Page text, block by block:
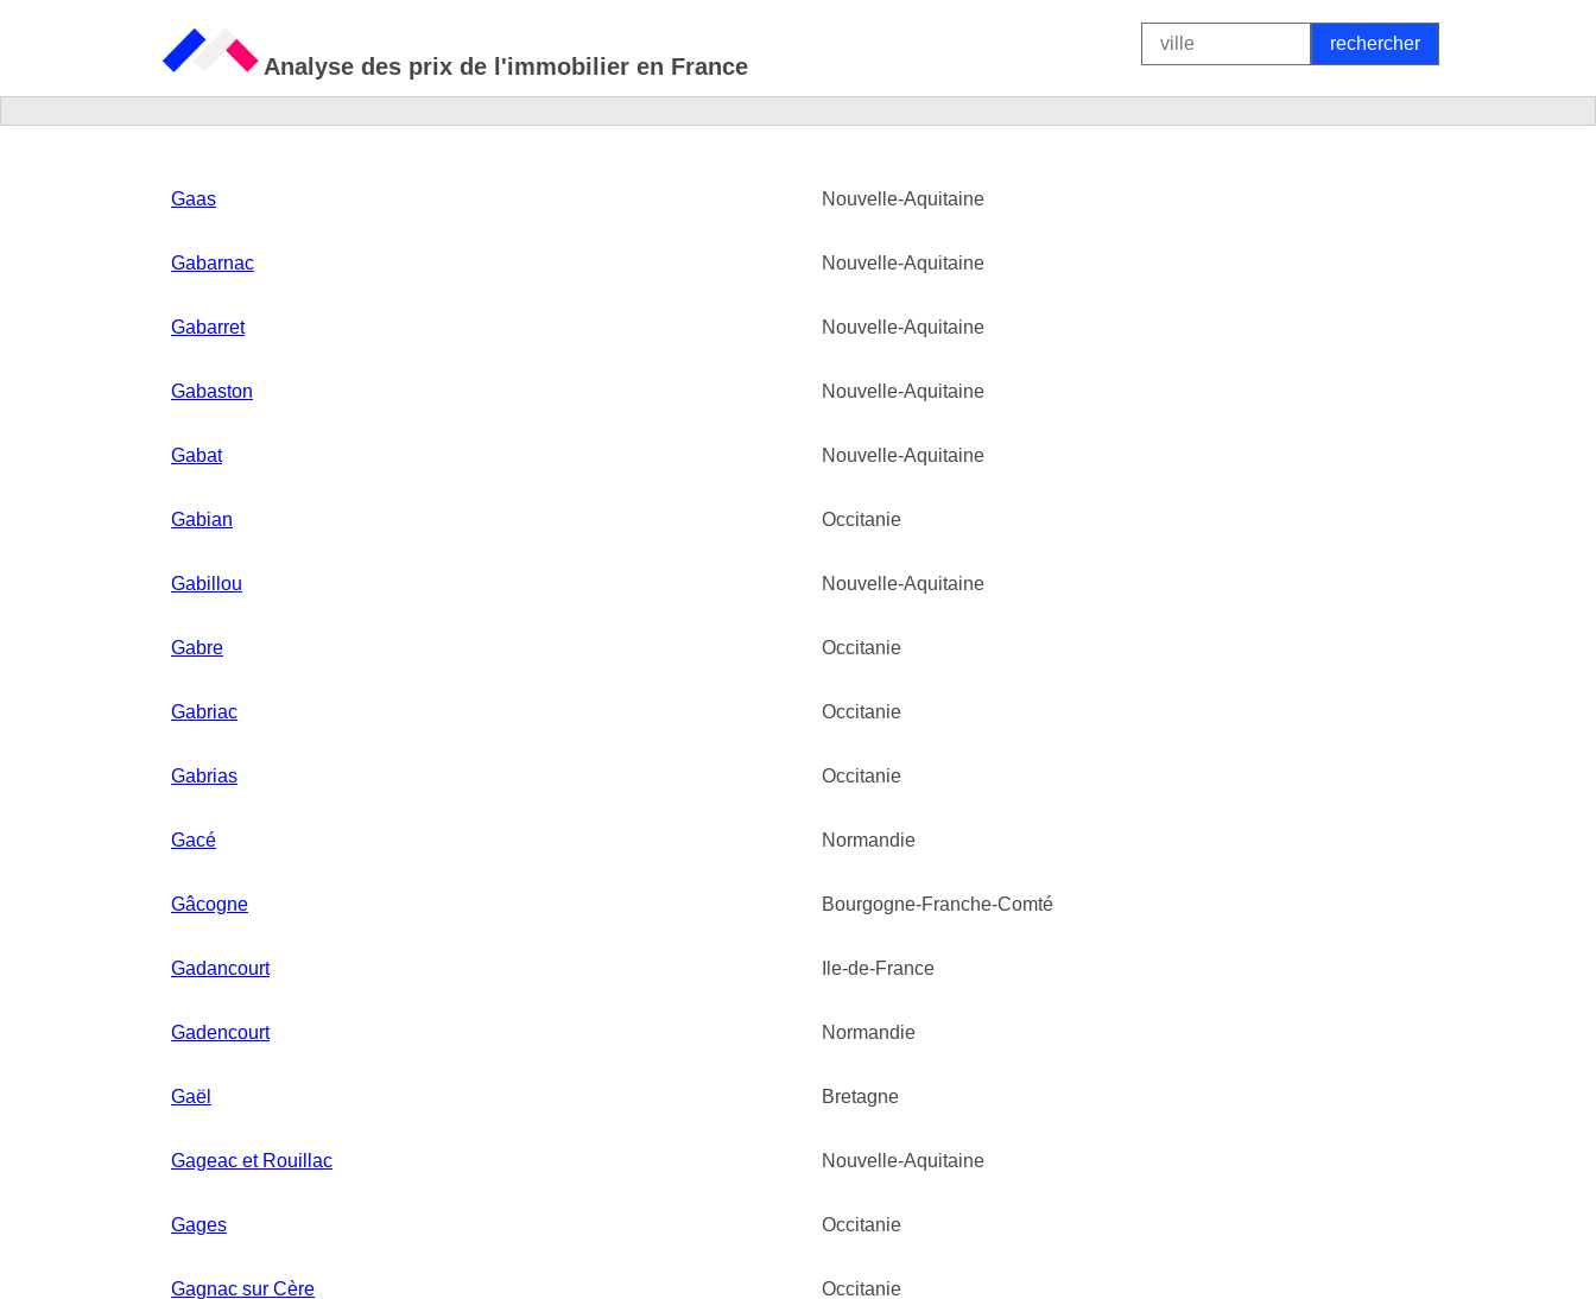
Analyse des prix de l'immobilier en France
Gaas Nouvelle-Aquitaine
Gabarnac Nouvelle-Aquitaine
Gabarret Nouvelle-Aquitaine
Gabaston Nouvelle-Aquitaine
Gabat Nouvelle-Aquitaine
Gabian Occitanie
Gabillou Nouvelle-Aquitaine
Gabre Occitanie
Gabriac Occitanie
Gabrias Occitanie
Gacé Normandie
Gâcogne Bourgogne-Franche-Comté
Gadancourt Ile-de-France
Gadencourt Normandie
Gaël Bretagne
Gageac et Rouillac Nouvelle-Aquitaine
Gages Occitanie
Gagnac sur Cère Occitanie